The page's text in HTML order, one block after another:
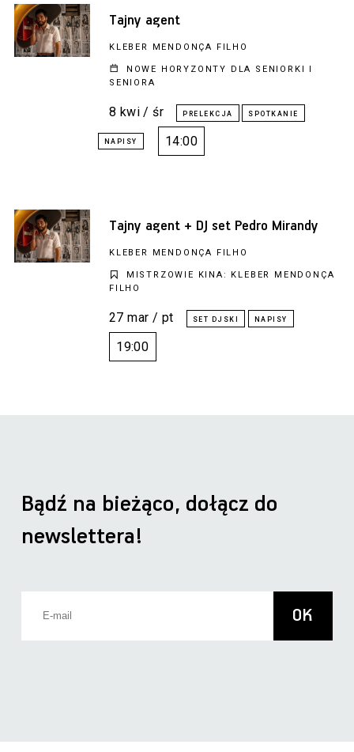
Tajny agent
KLEBER MENDONÇA FILHO
NOWE HORYZONTY DLA SENIORKI I
SENIORA
8 kwi / śr
14:00
Tajny agent + DJ set Pedro Mirandy
KLEBER MENDONÇA FILHO
MISTRZOWIE KINA: KLEBER MENDONÇA
FILHO
27 mar / pt
19:00
Bądź na bieżąco, dołącz do
newslettera!